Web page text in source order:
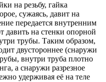
на резьбу, гайка
сужаясь, давит на
передается внутренним
давить на стенки опорной
трубы. Таким образом,
двустороннее (снаружи
внутри труба плотно
а снаружи разрезное
удерживая её на теле